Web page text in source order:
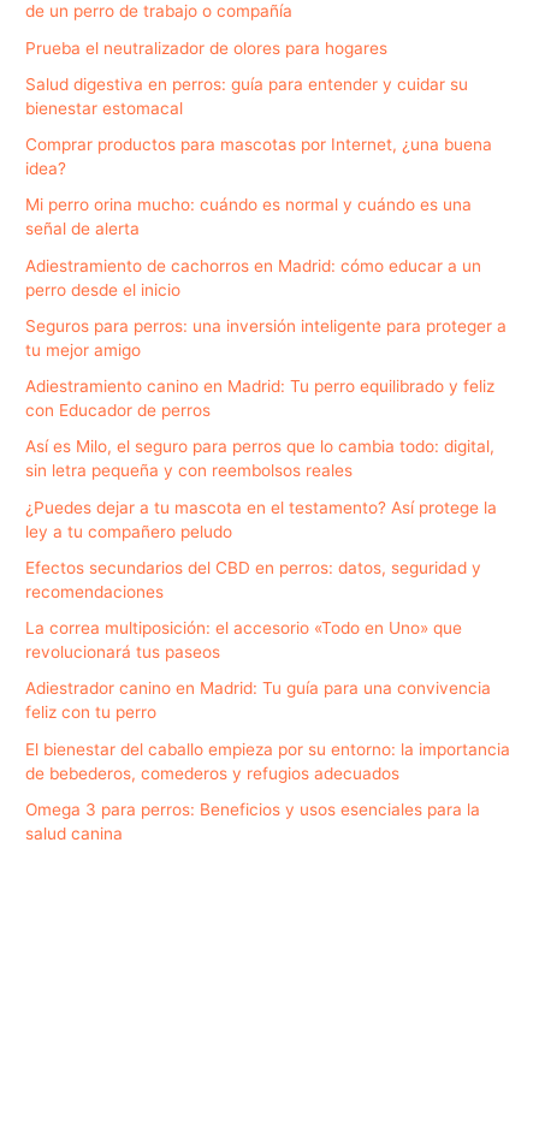
de un perro de trabajo o compañía
Prueba el neutralizador de olores para hogares
Salud digestiva en perros: guía para entender y cuidar su
bienestar estomacal
Comprar productos para mascotas por Internet, ¿una buena
idea?
Mi perro orina mucho: cuándo es normal y cuándo es una
señal de alerta
Adiestramiento de cachorros en Madrid: cómo educar a un
perro desde el inicio
Seguros para perros: una inversión inteligente para proteger a
tu mejor amigo
Adiestramiento canino en Madrid: Tu perro equilibrado y feliz
con Educador de perros
Así es Milo, el seguro para perros que lo cambia todo: digital,
sin letra pequeña y con reembolsos reales
¿Puedes dejar a tu mascota en el testamento? Así protege la
ley a tu compañero peludo
Efectos secundarios del CBD en perros: datos, seguridad y
recomendaciones
La correa multiposición: el accesorio «Todo en Uno» que
revolucionará tus paseos
Adiestrador canino en Madrid: Tu guía para una convivencia
feliz con tu perro
El bienestar del caballo empieza por su entorno: la importancia
de bebederos, comederos y refugios adecuados
Omega 3 para perros: Beneficios y usos esenciales para la
salud canina